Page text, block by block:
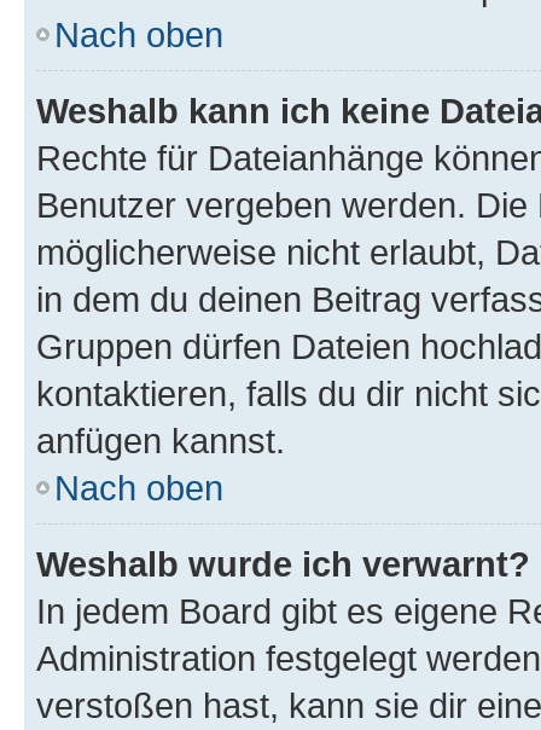
Nach oben
Weshalb kann ich keine
Rechte für Dateianhänge
Benutzer vergeben werden.
möglicherweise nicht erlaubt,
in dem du deinen Beitrag
Gruppen dürfen Dateien
kontaktieren, falls du dir nicht
anfügen kannst.
Nach oben
Weshalb wurde ich verwarnt?
In jedem Board gibt es eigene
Administration festgelegt
verstoßen hast, kann sie dir